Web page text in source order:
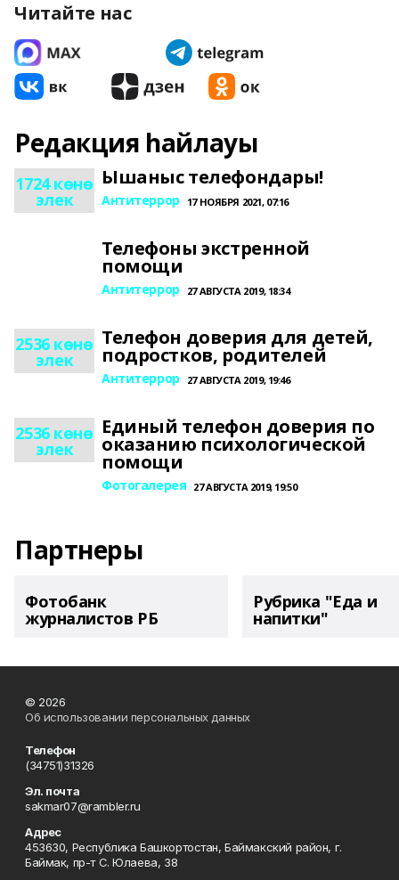
Читайте нас
Редакция һайлауы
1724 көнө
элек
Ышаныс телефондары!
Антитеррор 17 НОЯБРЯ 2021, 07:16
Телефоны экстренной
помощи
Антитеррор 27 АВГУСТА 2019, 18:34
2536 көнө
элек
Телефон доверия для детей,
подростков, родителей
Антитеррор 27 АВГУСТА 2019, 19:46
2536 көнө
элек
Единый телефон доверия по
оказанию психологической
помощи
Фотогалерея 27 АВГУСТА 2019, 19:50
Партнеры
Фотобанк
журналистов РБ
Рубрика "Еда и
напитки"
© 2026
Об использовании персональных данных
Телефон
(34751)31326
Эл. почта
sakmar07@rambler.ru
Адрес
453630, Республика Башкортостан, Баймакский район, г.
Баймак, пр-т С. Юлаева, 38